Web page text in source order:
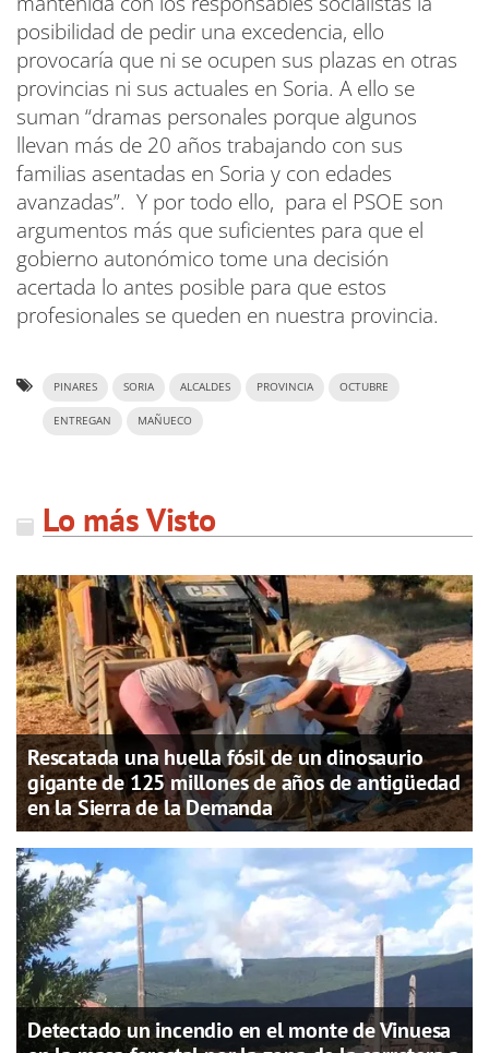
posibilidad de pedir una excedencia, ello
provocaría que ni se ocupen sus plazas en otras
provincias ni sus actuales en Soria. A ello se
suman “dramas personales porque algunos
llevan más de 20 años trabajando con sus
familias asentadas en Soria y con edades
avanzadas”. Y por todo ello, para el PSOE son
argumentos más que suficientes para que el
gobierno autonómico tome una decisión
acertada lo antes posible para que estos
profesionales se queden en nuestra provincia.
PINARES SORIA ALCALDES PROVINCIA OCTUBRE
ENTREGAN MAÑUECO
Lo más Visto
Rescatada una huella fósil de un dinosaurio
gigante de 125 millones de años de antigüedad
en la Sierra de la Demanda
Detectado un incendio en el monte de Vinuesa